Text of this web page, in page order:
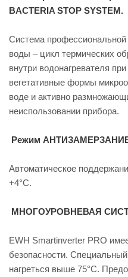
BACTERIA STOP SYSTEM.
Система профессиональной
воды – цикл термических
внутри водонагревателя
вегетативные формы
воде и активно
неиспользовании прибора.
Режим
Автоматическое
+4°С.
МНОГОУРОВНЕВАЯ
EWH Smartinverter PRO
безопасности.
нагреться выше 75°C.